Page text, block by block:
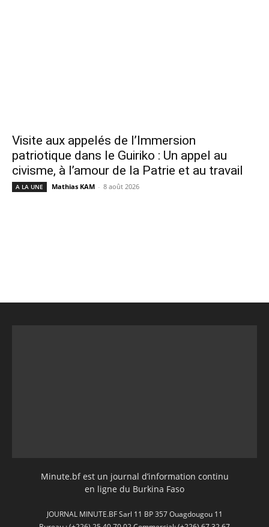
Visite aux appelés de l’Immersion
patriotique dans le Guiriko : Un appel au
civisme, à l’amour de la Patrie et au travail
A LA UNE Mathias KAM - 8 août 2026
Minute.bf est un journal d’information continu
en ligne du Burkina Faso
JOURNAL MINUTE.BF Sarl 11 BP 357 Ouagdougou 11